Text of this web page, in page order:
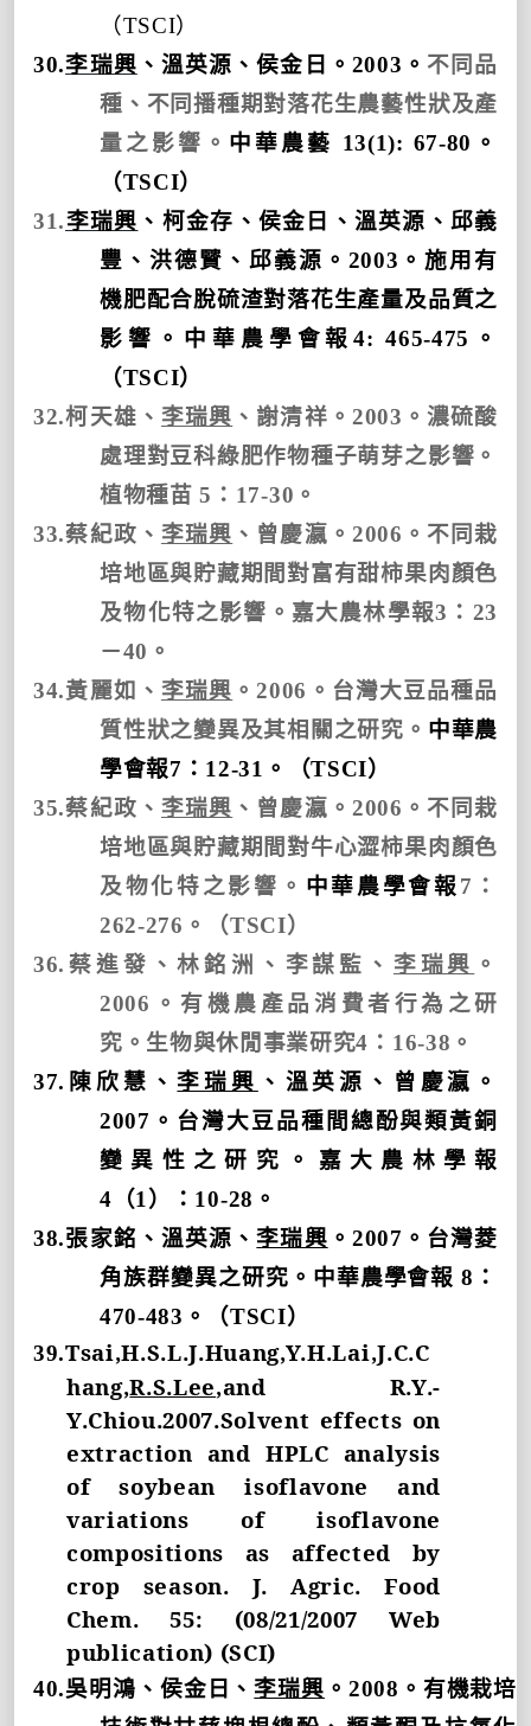
（TSCI）
30.李瑞興 、溫英源、侯金日。 2003 。 不同品
種、不同播種期對落花生農藝性狀及產
量之影響。 中華農藝 13(1): 67-80 。
（TSCI）
31.李瑞興 、柯金存、侯金日、溫英源、邱義
豐、洪德贒、邱義源。 2003 。施用有
機肥配合脫硫渣對落花生產量及品質之
影響。中華農學會報4: 465-475 。
（TSCI）
32.柯天雄、 李瑞興 、謝清祥。 2003 。濃硫酸
處理對豆科綠肥作物種子萌芽之影響。
植物種苗 5 ： 17-30 。
33.蔡紀政、 李瑞興 、曾慶瀛。 2006 。不同栽
培地區與貯藏期間對富有甜柿果肉顏色
及物化特之影響。嘉大農林學報3 ： 23
－40 。
34.黃麗如、 李瑞興 。2006 。台灣大豆品種品
質性狀之變異及其相關之研究。 中華農
學會報7 ： 12-31 。（TSCI）
35.蔡紀政、 李瑞興 、曾慶瀛。 2006 。不同栽
培地區與貯藏期間對牛心澀柿果肉顏色
及物化特之影響。 中華農學會報 7 ：
262-276 。（TSCI）
36. 蔡進發、林銘洲、李謀監、 李瑞興 。
2006 。有機農產品消費者行為之研
究。生物與休閒事業研究4 ： 16-38 。
37. 陳欣慧、李瑞興 、溫英源、曾慶瀛。
2007 。台灣大豆品種間總酚與類黃銅
變異性之研究。嘉大農林學報
4 （1 ）： 10-28 。
38.張家銘、溫英源、李瑞興 。 2007 。台灣菱
角族群變異之研究。中華農學會報 8 ：
470-483 。（TSCI）
39.Tsai,H.S.L.J.Huang,Y.H.Lai,J.C.C
hang,R.S.Lee,and R.Y.-
Y.Chiou.2007.Solvent effects on
extraction and HPLC analysis
of soybean isoflavone and
variations of isoflavone
compositions as affected by
crop season. J. Agric. Food
Chem. 55: (08/21/2007 Web
publication) (SCI)
40.吳明鴻、侯金日、李瑞興 。 2008 。 有機栽培